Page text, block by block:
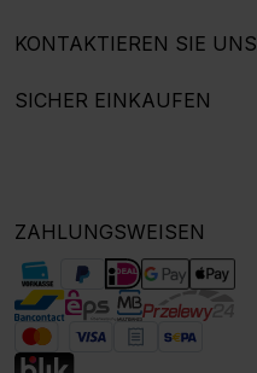
KONTAKTIEREN SIE UNS
SICHER EINKAUFEN
ZAHLUNGSWEISEN